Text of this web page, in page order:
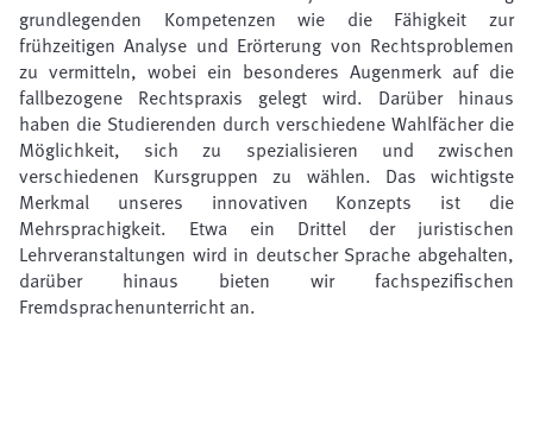
grundlegenden Kompetenzen wie die Fähigkeit zur
frühzeitigen Analyse und Erörterung von Rechtsproblemen
zu vermitteln, wobei ein besonderes Augenmerk auf die
fallbezogene Rechtspraxis gelegt wird. Darüber hinaus
haben die Studierenden durch verschiedene Wahlfächer die
Möglichkeit, sich zu spezialisieren und zwischen
verschiedenen Kursgruppen zu wählen. Das wichtigste
Merkmal unseres innovativen Konzepts ist die
Mehrsprachigkeit. Etwa ein Drittel der juristischen
Lehrveranstaltungen wird in deutscher Sprache abgehalten,
darüber hinaus bieten wir fachspezifischen
Fremdsprachenunterricht an.